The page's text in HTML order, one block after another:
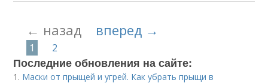
← назад вперед →
1 2
Последние обновления на сайте:
1. Маски от прыщей и угрей. Как убрать прыщи в